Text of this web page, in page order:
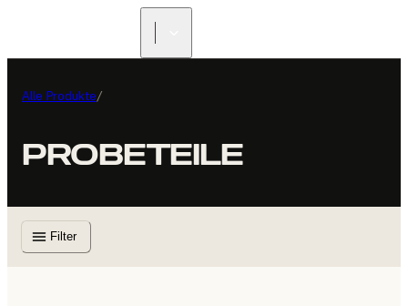
Alle Produkte/
PROBETEILE
Filter